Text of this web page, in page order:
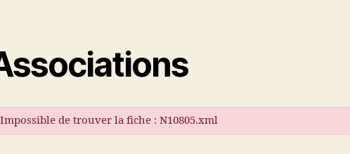
Impossible de trouver la fiche : N10805.xml